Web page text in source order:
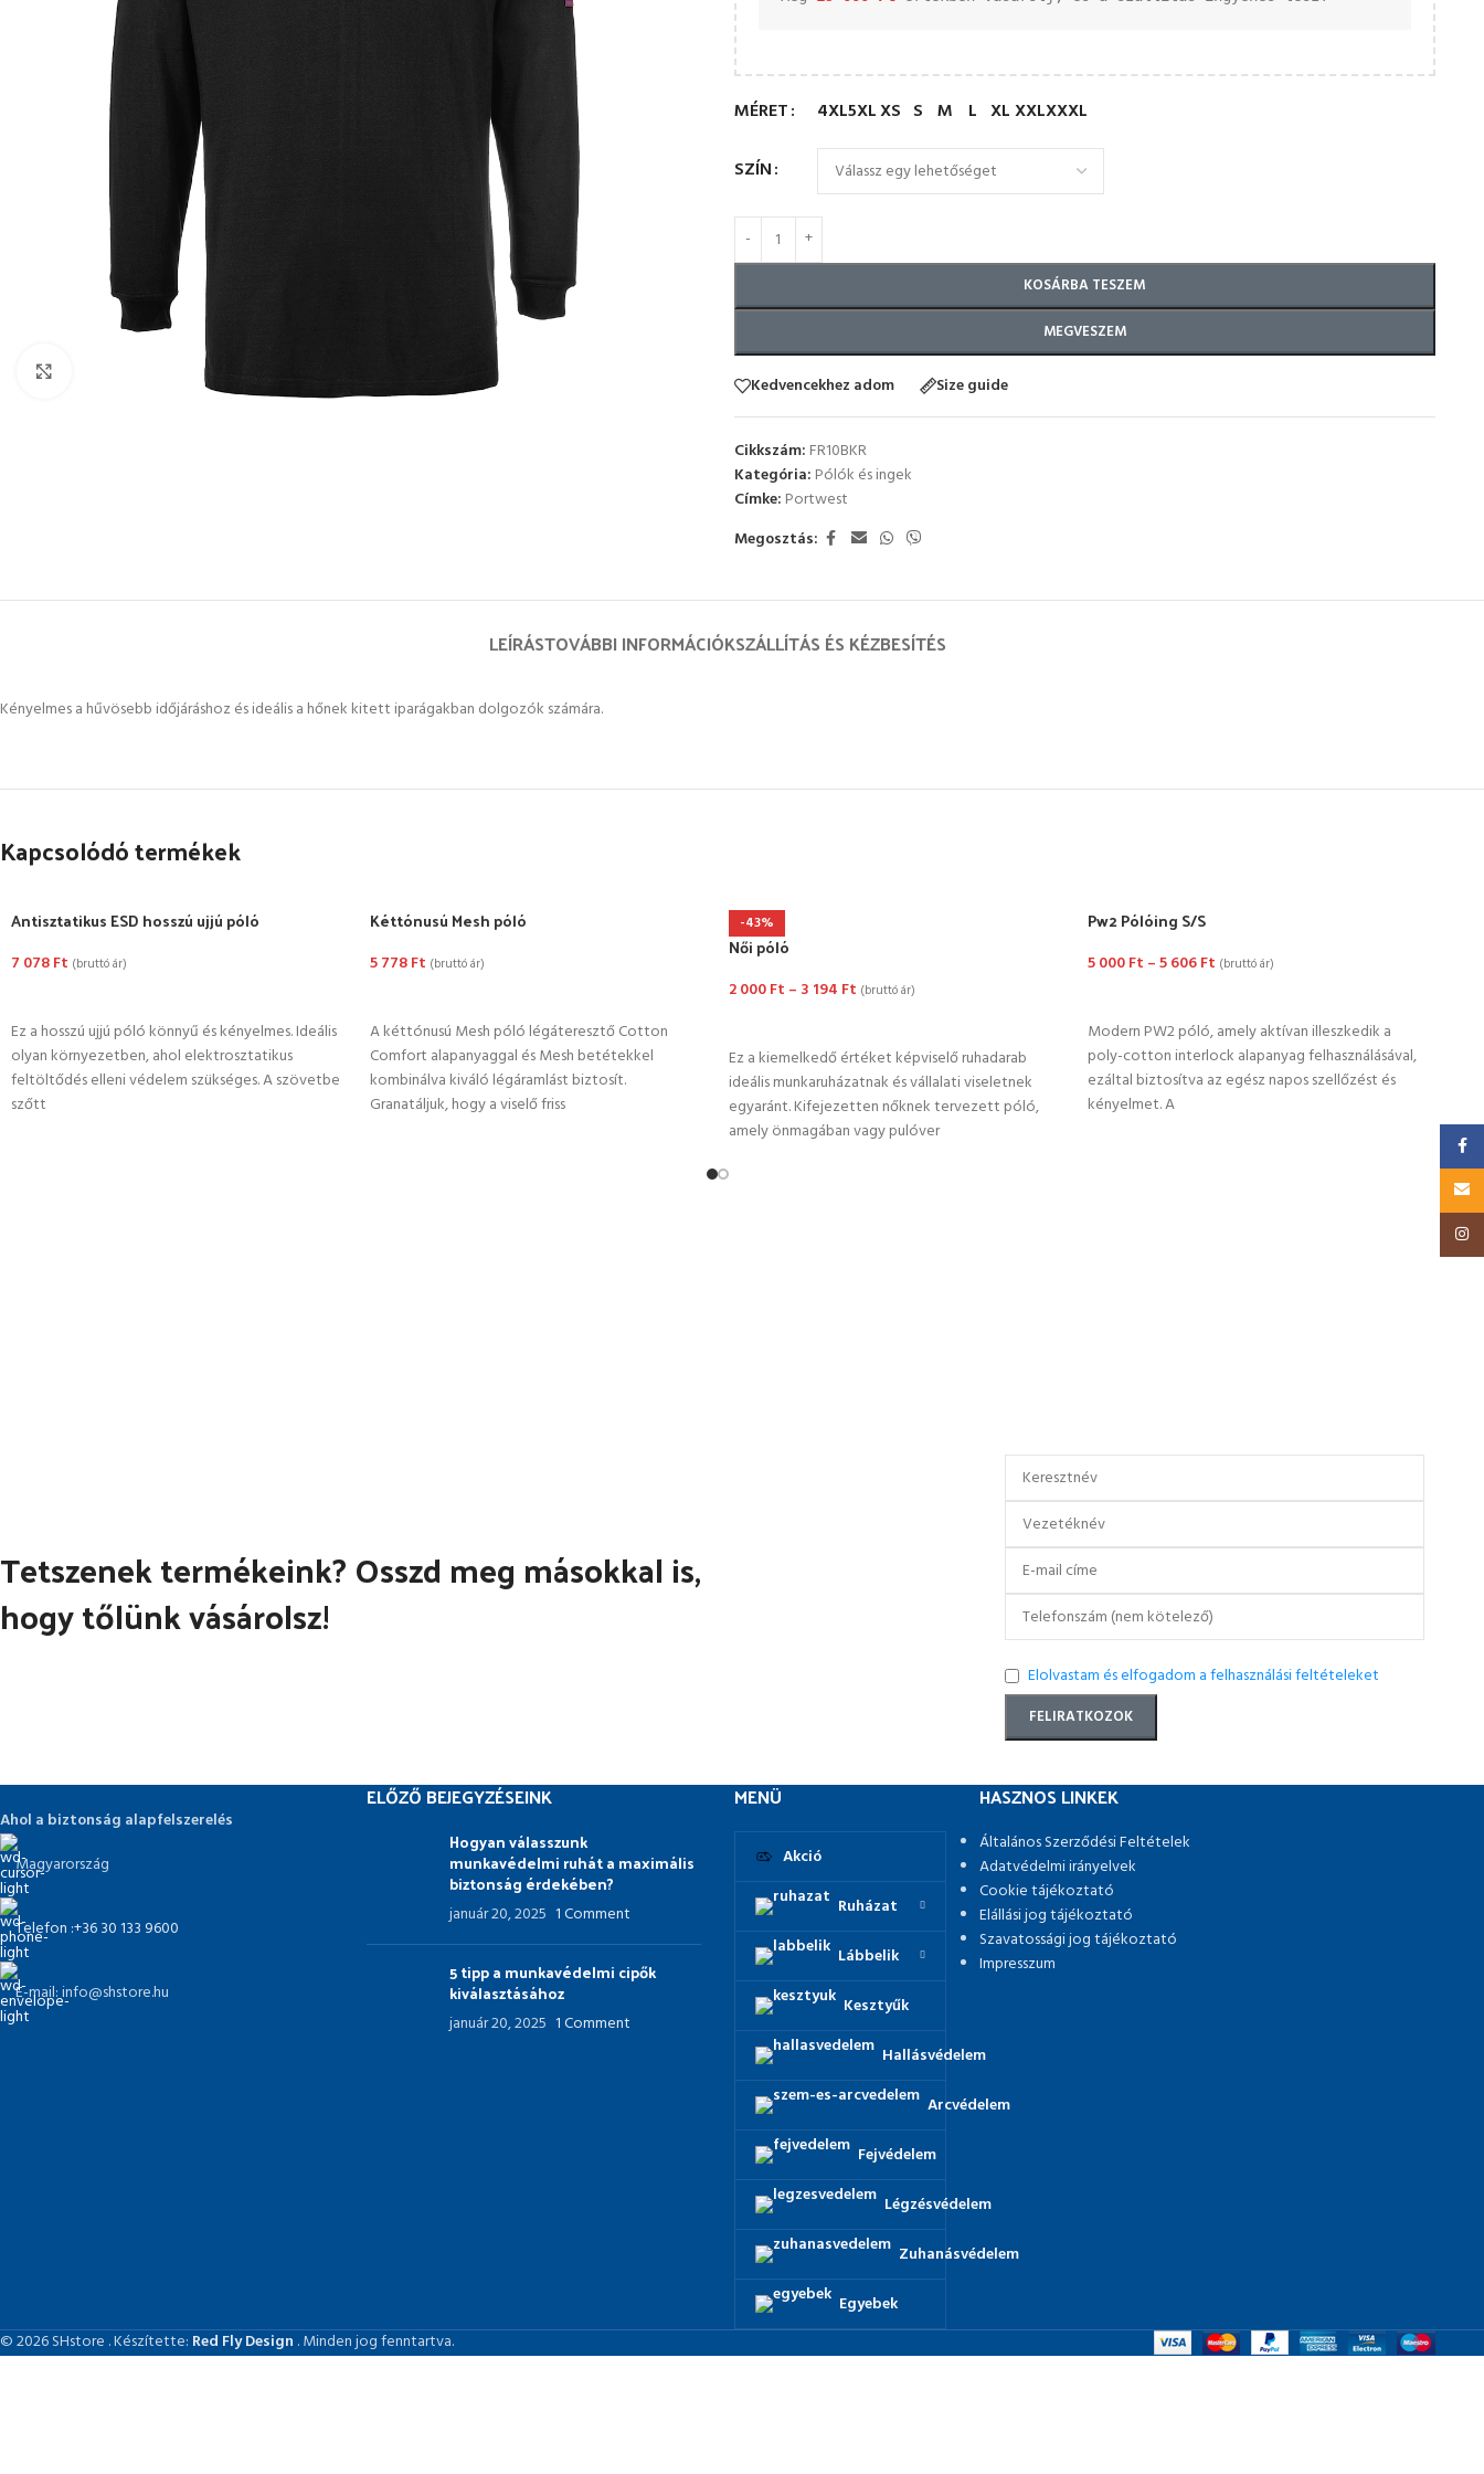
Kattintson a nagyításhoz
MÉRET 4XL5XLXS S M L XLXXLXXXL
SZÍN
KOSÁRBA TESZEM
MEGVESZEM
Kedvencekhez adom Size guide
Cikkszám: FR10BKR
Kategória: Pólók és ingek
Címke: Portwest
Megosztás:
LEÍRÁSTOVÁBBI INFORMÁCIÓKSZÁLLÍTÁS ÉS KÉZBESÍTÉS
Kényelmes a hűvösebb időjáráshoz és ideális a hőnek kitett iparágakban dolgozók számára.
Kapcsolódó termékek
Antisztatikus ESD hosszú ujjú póló
7 078Ft (bruttó ár)
Ez a hosszú ujjú póló könnyű és kényelmes. Ideális
olyan környezetben, ahol elektrosztatikus
feltöltődés elleni védelem szükséges. A szövetbe
szőtt
Kéttónusú Mesh póló
5 778Ft (bruttó ár)
A kéttónusú Mesh póló légáteresztő Cotton
Comfort alapanyaggal és Mesh betétekkel
kombinálva kiváló légáramlást biztosít.
Granatáljuk, hogy a viselő friss
-43%
Női póló
2 000Ft – 3 194 Ft (bruttó ár)
Ez a kiemelkedő értéket képviselő ruhadarab
ideális munkaruházatnak és vállalati viseletnek
egyaránt. Kifejezetten nőknek tervezett póló,
amely önmagában vagy pulóver
Pw2 Pólóing S/S
5 000Ft –5 606Ft (bruttó ár)
Modern PW2 póló, amely aktívan illeszkedik a
poly-cotton interlock alapanyag felhasználásával,
ezáltal biztosítva az egész napos szellőzést és
kényelmet. A
Tetszenek termékeink? Osszd meg másokkal is,
hogy tőlünk vásárolsz!
Elolvastam és elfogadom a felhasználási feltételeket
Ahol a biztonság alapfelszerelés
Magyarország
Telefon :+36 30 133 9600
E-mail: info@shstore.hu
ELŐZŐ BEJEGYZÉSEINK
Hogyan válasszunk
munkavédelmi ruhát a maximális
biztonság érdekében?
január 20, 2025 1 Comment
5 tipp a munkavédelmi cipők
kiválasztásához
január 20, 2025 1 Comment
MENÜ
Akció
Ruházat
Lábbelik
Kesztyűk
Hallásvédelem
Arcvédelem
Fejvédelem
Légzésvédelem
Zuhanásvédelem
Egyebek
HASZNOS LINKEK
Általános Szerződési Feltételek
Adatvédelmi irányelvek
Cookie tájékoztató
Elállási jog tájékoztató
Szavatossági jog tájékoztató
Impresszum
© 2026 SHstore . Készítette: Red Fly Design . Minden jog fenntartva.
Email